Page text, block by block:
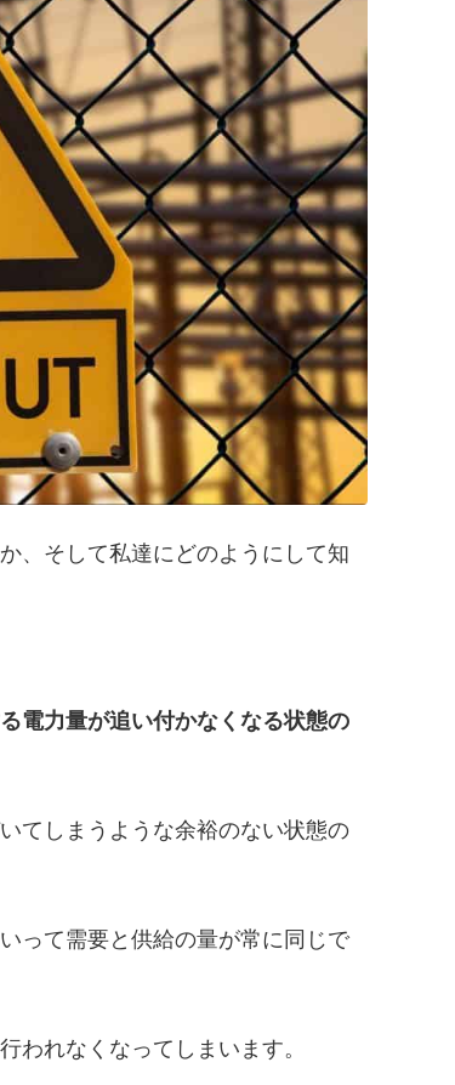
、そして私達にどのようにして知
電力量が追い付かなくなる状態の
てしまうような余裕のない状態の
って需要と供給の量が常に同じで
われなくなってしまいます。